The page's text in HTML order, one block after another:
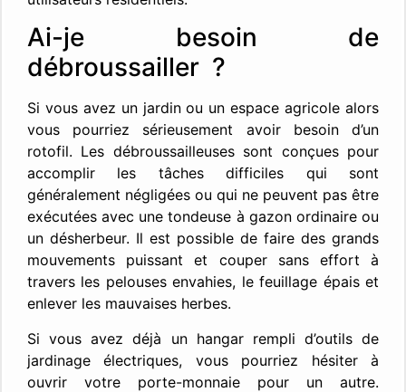
Ai-je besoin de
débroussailler ?
Si vous avez un jardin ou un espace agricole alors
vous pourriez sérieusement avoir besoin d’un
rotofil. Les débroussailleuses sont conçues pour
accomplir les tâches difficiles qui sont
généralement négligées ou qui ne peuvent pas être
exécutées avec une tondeuse à gazon ordinaire ou
un désherbeur. Il est possible de faire des grands
mouvements puissant et couper sans effort à
travers les pelouses envahies, le feuillage épais et
enlever les mauvaises herbes.
Si vous avez déjà un hangar rempli d’outils de
jardinage électriques, vous pourriez hésiter à
ouvrir votre porte-monnaie pour un autre.